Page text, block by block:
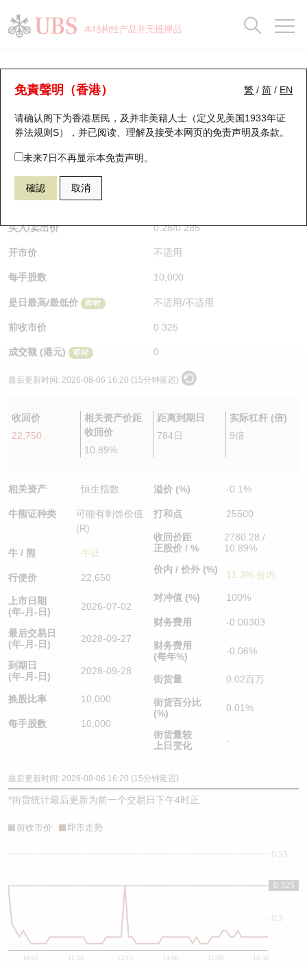
本结构性产品并无抵押品
繁 / 简 / EN
免責聲明（香港）
请确认阁下为香港居民，及并非美籍人士（定义见美国1933年证
券法规则S），并已阅读、理解及接受本网页的免责声明及条款。
未来7日不再显示本免责声明。
確認 取消
牛熊证分析仪
表现 街货统计 比较
68041 瑞银牛证 HSI 恒生指数
$0.285 0.04
买入/卖出价 0.28/0.285
开市价 不适用
每手股数 10,000
是日最高/最低价 即时 不适用/不适用
前收市价 0.325
成交额 (港元) 即时 0
最后更新时间: 2026-08-06 16:20 (15分钟延迟)
收回价
22,750
相关资产价距
收回价
10.89%
距离到期日
784日
实际杠杆 (倍)
9倍
相关资产 恒生指数
牛熊证种类
可能有剩馀价值
(R)
牛 / 熊 牛证
行使价 22,650
上市日期
(年-月-日)
2026-07-02
最后交易日
(年-月-日)
2028-09-27
到期日
(年-月-日)
2028-09-28
换股比率 10,000
每手股数 10,000
溢价 (%) -0.1%
打和点 25500
收回价距
正股价 / %
2780.28 /
10.89%
价内 / 价外 (%)
11.3% 价内
对冲值 (%) 100%
财务费用 -0.00303
财务费用
(每年%)
-0.06%
街货量 0.02百万
街货百分比
(%)
0.01%
街货量较
上日变化
-
最后更新时间: 2026-08-06 16:20 (15分钟延迟)
*街货统计最后更新为前一个交易日下午4时正
前收市价 即市走势
10:00 11:00 12/13 14:00 15:00 16:00
0.3
0.325
0.35
0.325
瑞银认股证一览
新发行瑞银认股证
即将到期认股证
认股证到期结算价查找
认股证分析仪
认股证速算机
认股证/牛熊证日志
认股证文件及公告
街货统计
比较
牛熊全景快搜
牛熊证搜寻
牛熊证街货分布图
正股牛熊证列表
新发行瑞银牛熊证
已收回牛熊证剩余价值
牛熊证到期结算价查找
牛熊证分析仪
牛熊证文件及公告
街货统计
比较
十大升幅/跌幅
十大认股证成交分布
十天股证占大市成交
资金流
街货统计
三十大平均引伸波幅
正股分析仪
二十大活跃股份
恒指成份股
国指成份股
科指成份股
相关资产沽空
中资ETFs溢价比较
AH 股价对照
持股比重
显示所有持股比重
每月轮证大市专题
轮证专栏
讲座及教育短片
认股证投资者教育
牛熊证投资者教育
认股证牛熊证常问问题